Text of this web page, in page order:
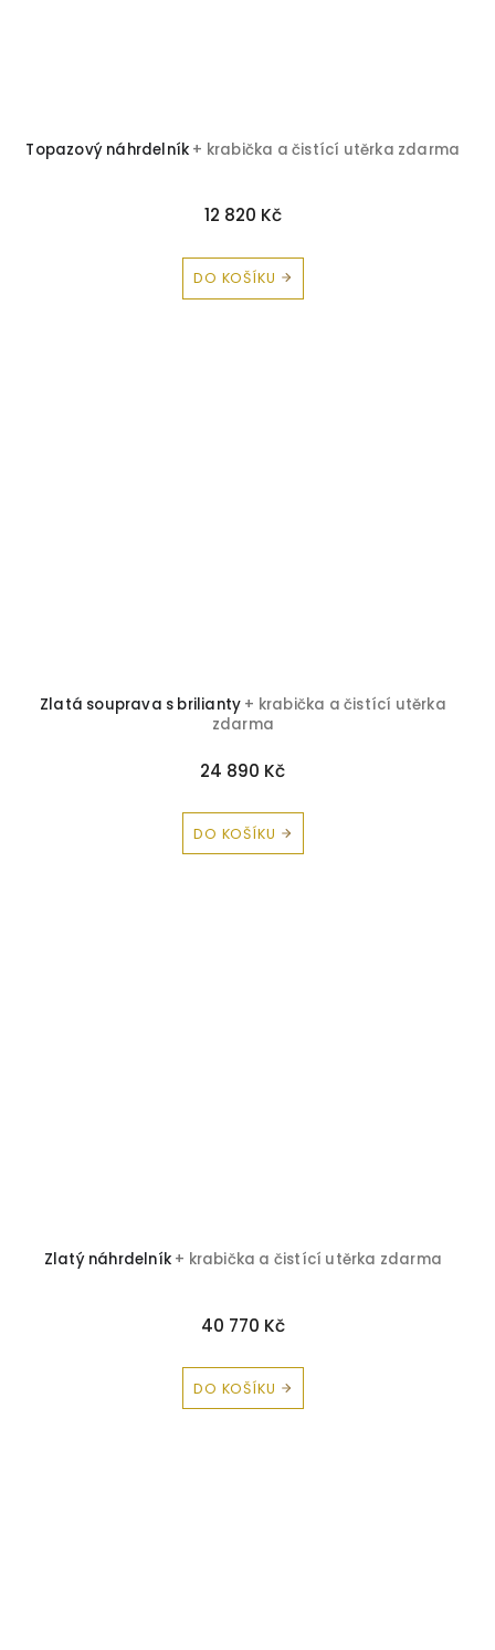
Topazový náhrdelník + krabička a čistící utěrka zdarma
12 820 Kč
DO KOŠÍKU
Zlatá souprava s brilianty + krabička a čistící utěrka
zdarma
24 890 Kč
DO KOŠÍKU
Zlatý náhrdelník + krabička a čistící utěrka zdarma
40 770 Kč
DO KOŠÍKU